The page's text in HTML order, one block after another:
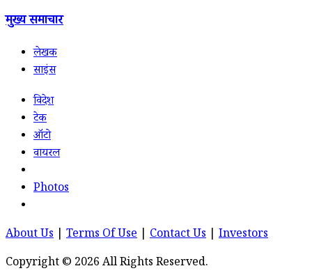
मुख्य समाचार
लेखक
साइंस
विदेश
टेक
ऑटो
वायरल
Photos
About Us Terms Of Use Contact Us
Investors
Copyright © 2026 All Rights Reserved.